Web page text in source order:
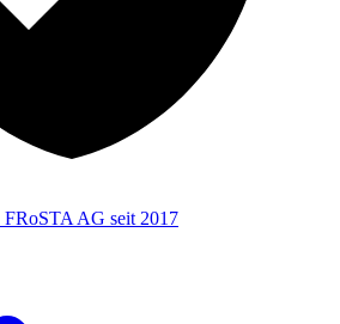
FRoSTA AG seit 2017